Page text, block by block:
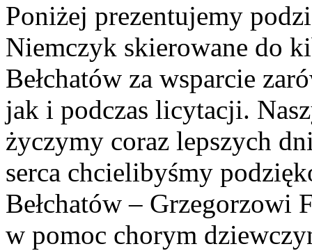
Poniżej prezentujemy
Niemczyk skierowane do
Bełchatów za wsparcie
jak i podczas licytacji.
życzymy coraz lepszych
serca chcielibyśmy
Bełchatów – Grzegorzowi
w pomoc chorym